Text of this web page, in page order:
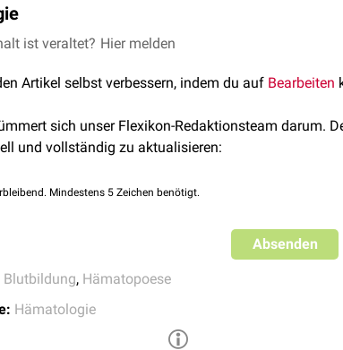
Stammzellen differenzieren sich zu folgenden
Myeloblasten
, aus der sich zwei weitere Stammzelllinien abspalten,
, aus der sichProerythroblastendifferenzieren
u.a. durch IL-3,IL-6,IL-11
ist veraltet? Hier melden
Artikel selbst verbessern, indem du auf Bearbeiten
sich unser Flexikon-Redaktionsteam darum.
und vollständig zu aktualisieren:
Mindestens 5 Zeichen benötigt.
Absenden
Blutbildung, Hämatopoese
Hämatologie